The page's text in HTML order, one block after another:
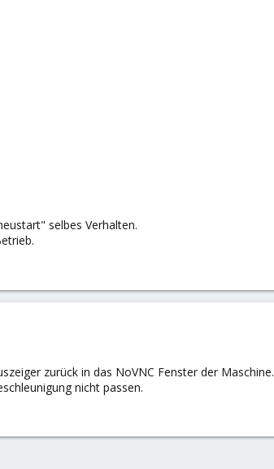
selbes Verhalten.
zurück in das NoVNC Fenster der Maschine.
nicht passen.